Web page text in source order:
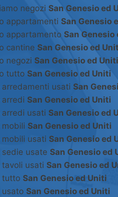
negozi San Genesio ed
appartamenti San Genesio
appartamento San Genesio
cantine San Genesio ed
negozi San Genesio ed Uniti
tutto San Genesio ed Uniti
arredamenti usati San
San Genesio ed Uniti
arredi usati San Genesio ed
San Genesio ed Uniti
mobili usati San Genesio ed
sedie usate San Genesio ed
tavoli usati San Genesio ed
tutto San Genesio ed Uniti
usato San Genesio ed Uniti